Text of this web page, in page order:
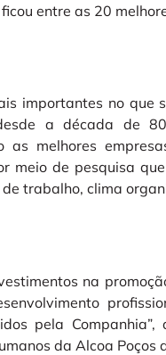
entre as 20
importantes no que
a década de
as melhores
meio de pesquisa
trabalho, clima
na
pela
da Alcoa Poços